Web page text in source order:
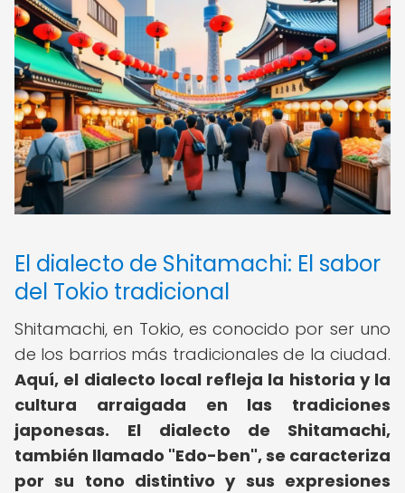
El dialecto de Shitamachi: El sabor
del Tokio tradicional
Shitamachi, en Tokio, es conocido por ser uno
de los barrios más tradicionales de la ciudad.
Aquí, el dialecto local refleja la historia y la
cultura arraigada en las tradiciones
japonesas.
El dialecto de Shitamachi,
también llamado "Edo-ben", se caracteriza
por su tono distintivo y sus expresiones